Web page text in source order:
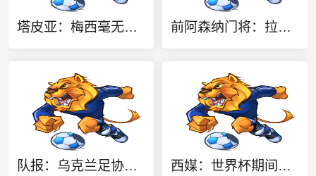
塔皮亚：梅西毫无疑问是2026世界杯最佳，国家队大门永远为他敞开 前阿森纳门将：拉亚是英超最佳，却也是世界最不幸运的门将
队报：乌克兰足协完全支持欧足联，反对因凡蒂诺缺乏透明度的计划 西媒：世界杯期间针对梅西的恐袭威胁最多，多人扬言要炸弹袭击